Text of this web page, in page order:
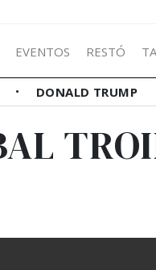
EVENTOS RESTÓ
DONALD TRUMP